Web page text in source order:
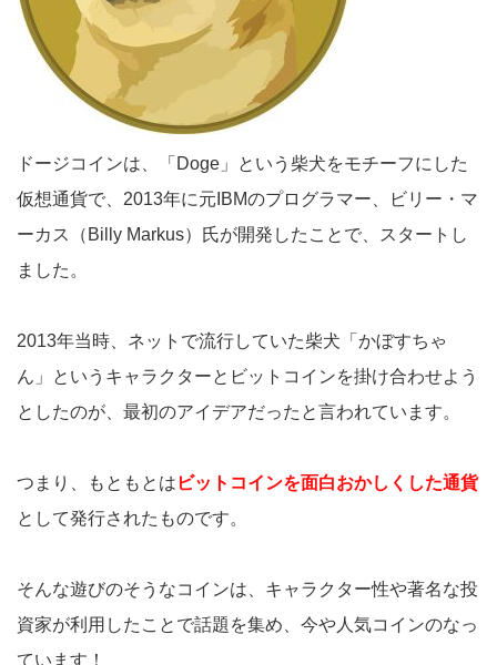
ドージコインは、「Doge」という柴犬をモチーフにした
仮想通貨で、2013年に元IBMのプログラマー、ビリー・マ
ーカス（Billy Markus）氏が開発したことで、スタートし
ました。
2013年当時、ネットで流行していた柴犬「かぼすちゃ
ん」というキャラクターとビットコインを掛け合わせよう
としたのが、最初のアイデアだったと言われています。
つまり、もともとは ビットコインを面白おかしくした通貨
として発行されたものです。
そんな遊びのそうなコインは、キャラクター性や著名な投
資家が利用したことで話題を集め、今や人気コインのなっ
ています！